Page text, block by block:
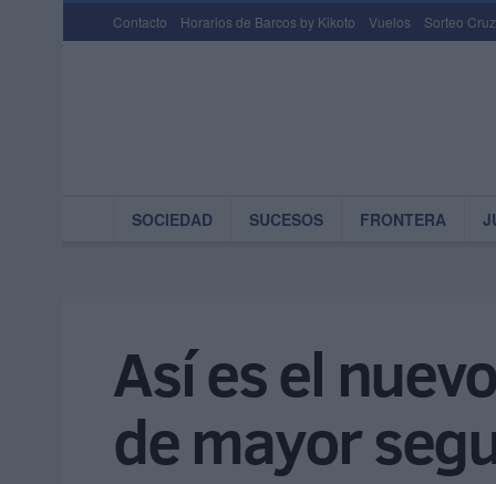
Contacto Horarios de Barcos by Kikoto Vuelos Sorteo
SOCIEDAD SUCESOS FRONTERA
Así es el
de mayor